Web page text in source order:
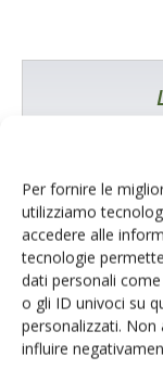
Per fornire le
utilizziamo
accedere alle
tecnologie
dati personali
o gli ID univoci su
personalizzati.
influire
I